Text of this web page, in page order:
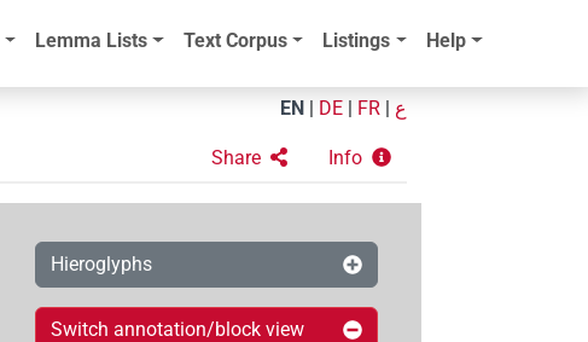
Lemma Lists Text Corpus Listings Help
EN DE FR ع
Share Info
Hieroglyphs
Switch annotation/block view